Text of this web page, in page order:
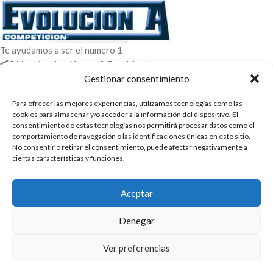
Gestionar consentimiento
Para ofrecer las mejores experiencias, utilizamos tecnologías como las
cookies para almacenar y/o acceder a la información del dispositivo. El
consentimiento de estas tecnologías nos permitirá procesar datos como el
comportamiento de navegación o las identificaciones únicas en este sitio.
No consentir o retirar el consentimiento, puede afectar negativamente a
ciertas características y funciones.
Aceptar
Denegar
Ver preferencias
Te ayudamos a ser el numero 1
C/ Arquimedes 61 nave 2. Fuenlabrada
WhatsApp +34 670604426
ENTRADAS RECIENTES
POLÍTICAS
2025 | Evolucion-A Competicion: Fabricación y distribución,
comercialización de repuestos para automóvil